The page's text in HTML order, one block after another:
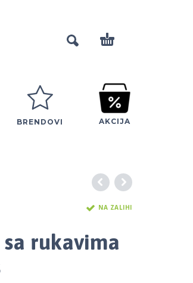
BRENDOVI AKCIJA
NA ZALIHI
rukavima